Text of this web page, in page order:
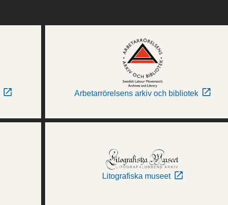
Arbetarrörelsens arkiv och bibliotek
Litografiska museet